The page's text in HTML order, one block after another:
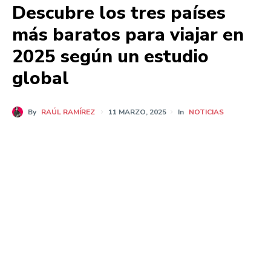
Descubre los tres países
más baratos para viajar en
2025 según un estudio
global
By RAÚL RAMÍREZ 11 MARZO, 2025 In NOTICIAS